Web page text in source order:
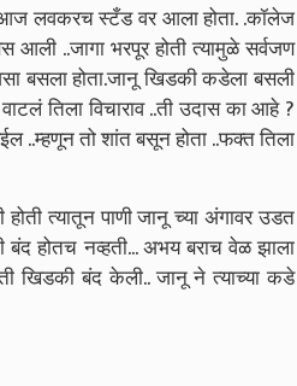
लवकरच स्टँड वर आला होता. .कॉलेज
आली ..जागा भरपूर होती त्यामुळे सर्वजण
बसला होता.जानू खिडकी कडेला बसली
तिला विचाराव ..ती उदास का आहे ?
..म्हणून तो शांत बसून होता ..फक्त तिला
त्यातून पाणी जानू च्या अंगावर उडत
होतच नव्हती... अभय बराच वेळ झाला
खिडकी बंद केली..जानू ने त्याच्या कडे